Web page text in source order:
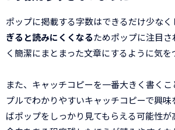
ポップに掲載する字数はできるだけ少なく
ぎると読みにくくなるためポップに注目
く簡潔にまとまった文章にするように気を
また、キャッチコピーを一番大きく書く
プルでわかりやすいキャッチコピーで興
ばポップをしっかり見てもらえる可能性が